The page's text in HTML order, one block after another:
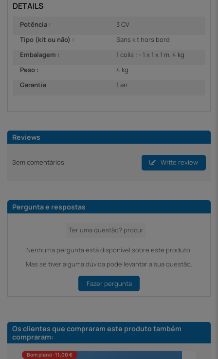
DETAILS
Potência :
3 CV
Tipo (kit ou não) :
Sans kit hors bord
Embalagem :
1 colis : - 1 x 1 x 1 m, 4 kg
Peso :
4 kg
Garantia
1 an
Reviews
Sem comentários Write review
Pergunta e respostas
Nenhuma pergunta está disponível sobre este produto.
Mas se tiver alguma dúvida pode levantar a sua questão.
Fazer pergunta
Os clientes que compraram este produto também
compraram:
Bom plano -11,00 €